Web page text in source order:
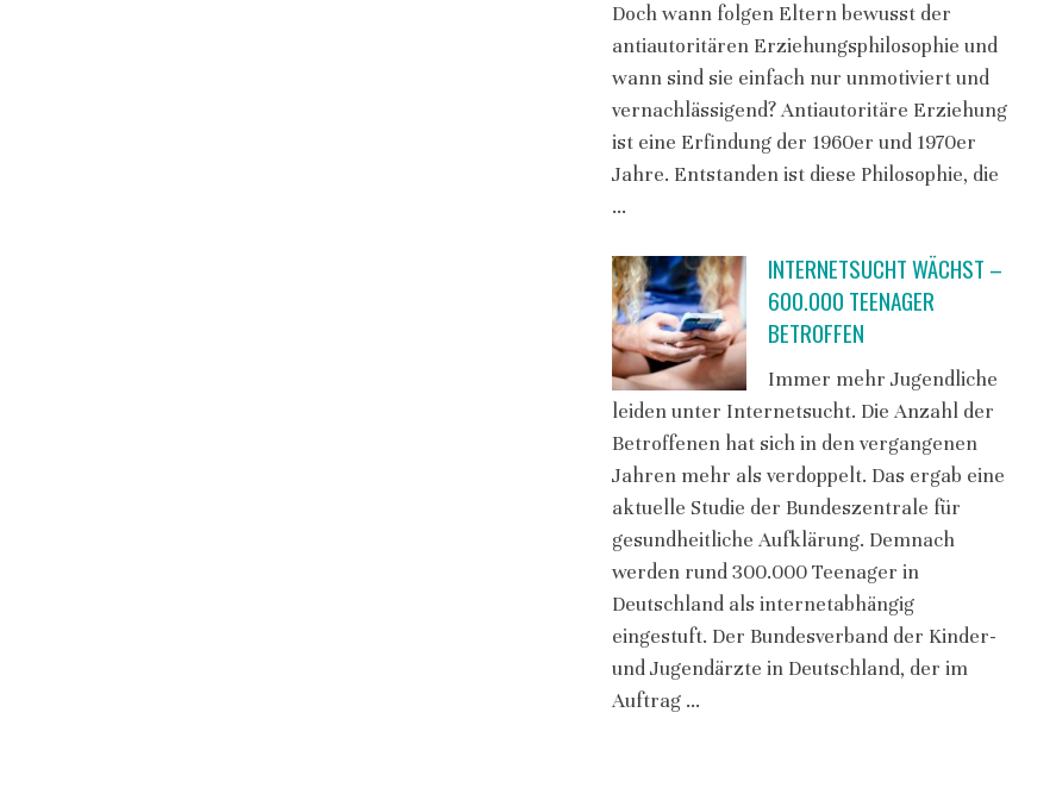
Doch wann folgen Eltern bewusst der
antiautoritären Erziehungsphilosophie und
wann sind sie einfach nur unmotiviert und
vernachlässigend? Antiautoritäre Erziehung
ist eine Erfindung der 1960er und 1970er
Jahre. Entstanden ist diese Philosophie, die
…
INTERNETSUCHT WÄCHST –
600.000 TEENAGER
BETROFFEN
Immer mehr Jugendliche
leiden unter Internetsucht. Die Anzahl der
Betroffenen hat sich in den vergangenen
Jahren mehr als verdoppelt. Das ergab eine
aktuelle Studie der Bundeszentrale für
gesundheitliche Aufklärung. Demnach
werden rund 300.000 Teenager in
Deutschland als internetabhängig
eingestuft. Der Bundesverband der Kinder-
und Jugendärzte in Deutschland, der im
Auftrag …